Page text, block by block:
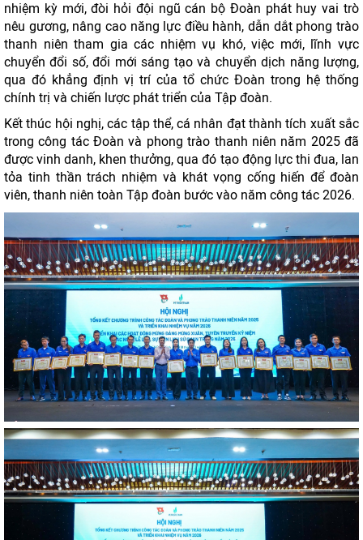
nhiệm kỳ mới, đòi hỏi đội ngũ cán bộ Đoàn phát huy vai trò
nêu gương, nâng cao năng lực điều hành, dẫn dắt phong trào
thanh niên tham gia các nhiệm vụ khó, việc mới, lĩnh vực
chuyển đổi số, đổi mới sáng tạo và chuyển dịch năng lượng,
qua đó khẳng định vị trí của tổ chức Đoàn trong hệ thống
chính trị và chiến lược phát triển của Tập đoàn.
Kết thúc hội nghị, các tập thể, cá nhân đạt thành tích xuất sắc
trong công tác Đoàn và phong trào thanh niên năm 2025 đã
được vinh danh, khen thưởng, qua đó tạo động lực thi đua, lan
tỏa tinh thần trách nhiệm và khát vọng cống hiến để đoàn
viên, thanh niên toàn Tập đoàn bước vào năm công tác 2026.